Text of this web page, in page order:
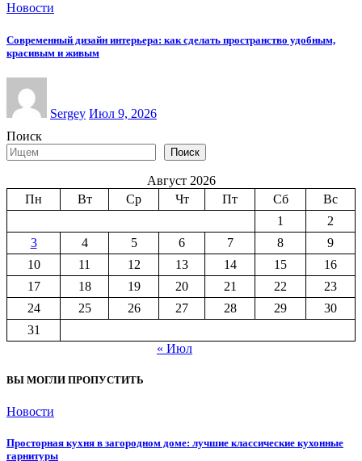
Новости
Современный дизайн интерьера: как сделать пространство удобным,
красивым и живым
Sergey Июл 9, 2026
Поиск
Поиск
Август 2026
Пн
Вт Ср Чт Пт Сб
Вс
1
2
3
4 5 6 7 8
9
10
11 12 13 14 15
16
17
18 19 20 21 22
23
24
25 26 27 28 29
30
31
« Июл
ВЫ МОГЛИ ПРОПУСТИТЬ
Новости
Просторная кухня в загородном доме: лучшие классические кухонные
гарнитуры